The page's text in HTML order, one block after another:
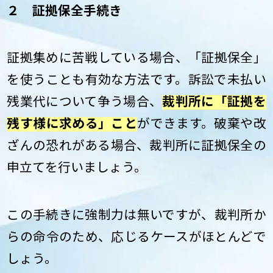
２ 証拠保全手続き
証拠集めに苦戦している場合、「証拠保全」
を使うことも有効な方法です。訴訟で未払い
残業代について争う場合、裁判所に「証拠を
残す様に求める」ことができます。破棄や改
ざんの恐れがある場合、裁判所に証拠保全の
申立てを行いましょう。
この手続きに強制力は無いですが、裁判所か
らの命令のため、応じるケースがほとんどで
しょう。